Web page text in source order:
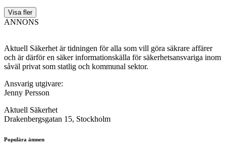
Visa fler
ANNONS
Aktuell Säkerhet är tidningen för alla som vill göra säkrare affärer
och är därför en säker informationskälla för säkerhets­ansvariga inom
såväl privat som statlig och kommunal sektor.
Ansvarig utgivare:
Jenny Persson
Aktuell Säkerhet
Drakenbergsgatan 15, Stockholm
Populära ämnen